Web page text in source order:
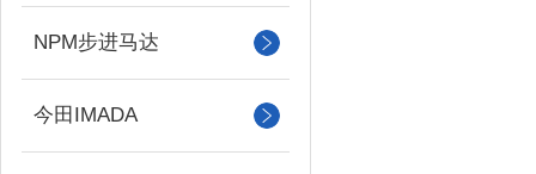
NPM步进马达
今田IMADA